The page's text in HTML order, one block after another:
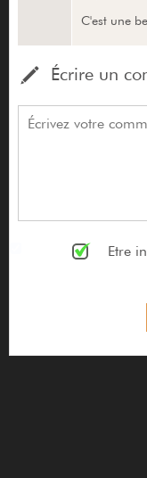
C'est une
Écrire un
Etre